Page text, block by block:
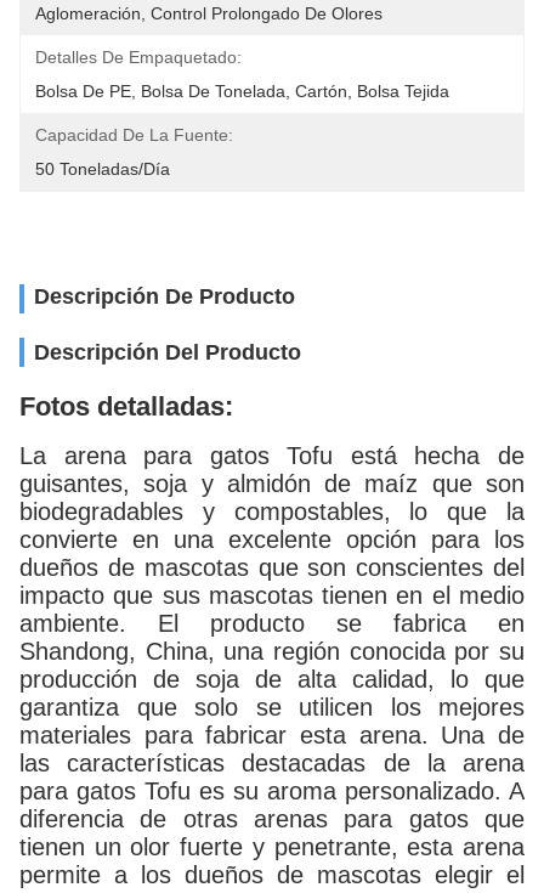
Aglomeración, Control Prolongado De Olores
Detalles De Empaquetado:
Bolsa De PE, Bolsa De Tonelada, Cartón, Bolsa Tejida
Capacidad De La Fuente:
50 Toneladas/día
Descripción De Producto
Descripción Del Producto
Fotos detalladas:
La arena para gatos Tofu está hecha de
guisantes, soja y almidón de maíz que son
biodegradables y compostables, lo que la
convierte en una excelente opción para los
dueños de mascotas que son conscientes del
impacto que sus mascotas tienen en el medio
ambiente. El producto se fabrica en
Shandong, China, una región conocida por su
producción de soja de alta calidad, lo que
garantiza que solo se utilicen los mejores
materiales para fabricar esta arena. Una de
las características destacadas de la arena
para gatos Tofu es su aroma personalizado. A
diferencia de otras arenas para gatos que
tienen un olor fuerte y penetrante, esta arena
permite a los dueños de mascotas elegir el